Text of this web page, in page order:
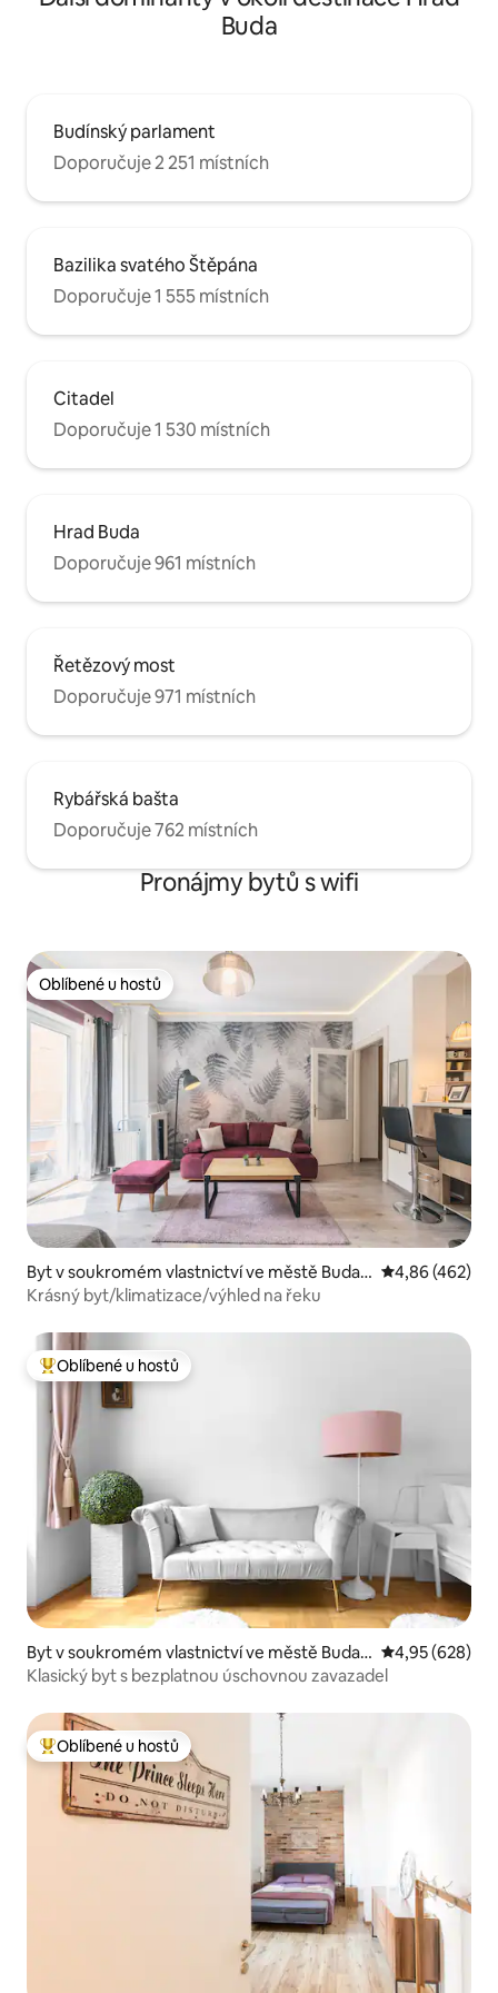
Buda
Budínský parlament
Doporučuje 2 251 místních
Bazilika svatého Štěpána
Doporučuje 1 555 místních
Citadel
Doporučuje 1 530 místních
Hrad Buda
Doporučuje 961 místních
Řetězový most
Doporučuje 971 místních
Rybářská bašta
Doporučuje 762 místních
Pronájmy bytů s wifi
Oblíbené u hostů
Oblíbené u hostů
Byt v soukromém vlastnictví ve městě Budap
ešť
Průměrné
4,86 (462)
Krásný byt/klimatizace/výhled na řeku
Nejlepší v kategorii Oblíbené u hostů
Oblíbené u hostů
Byt v soukromém vlastnictví ve městě Budap
ešť
Průměrné
4,95 (628)
Klasický byt s bezplatnou úschovnou zavazadel
Nejlepší v kategorii Oblíbené u hostů
Oblíbené u hostů